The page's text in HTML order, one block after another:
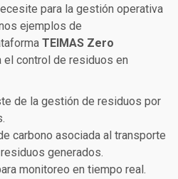
para la gestión operativa
ejemplos de
TEIMAS Zero
el control de residuos en
de la gestión de residuos por
carbono asociada al transporte
generados.
monitoreo en tiempo real.